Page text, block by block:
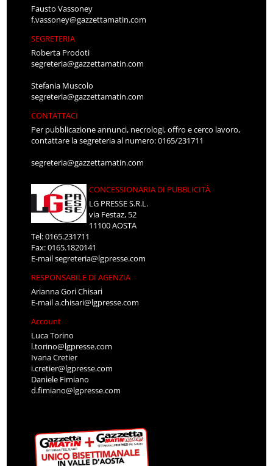
Fausto Vassoney
f.vassoney@gazzettamatin.com
SEGRETERIA
Roberta Prodoti
segreteria@gazzettamatin.com
Stefania Muscolo
segreteria@gazzettamatin.com
CONTATTACI
Per pubblicazione annunci, necrologi, offro e cerco lavoro,
contattare la segreteria al numero: 0165/231711
segreteria@gazzettamatin.com
CONCESSIONARIA DI PUBBLICITÀ
LG PRESSE S.R.L.
via Festaz, 52
11100 AOSTA
Tel: 0165.231711
Fax: 0165.1820141
E-mailsegreteria@lgpresse.com
RESPONSABILE DI AGENZIA
Arianna Gori Chisari
E-maila.chisari@lgpresse.com
Account
Luca Torino
l.torino@lgpresse.com
Ivana Cretier
i.cretier@lgpresse.com
Daniele Fimiano
d.fimiano@lgpresse.com